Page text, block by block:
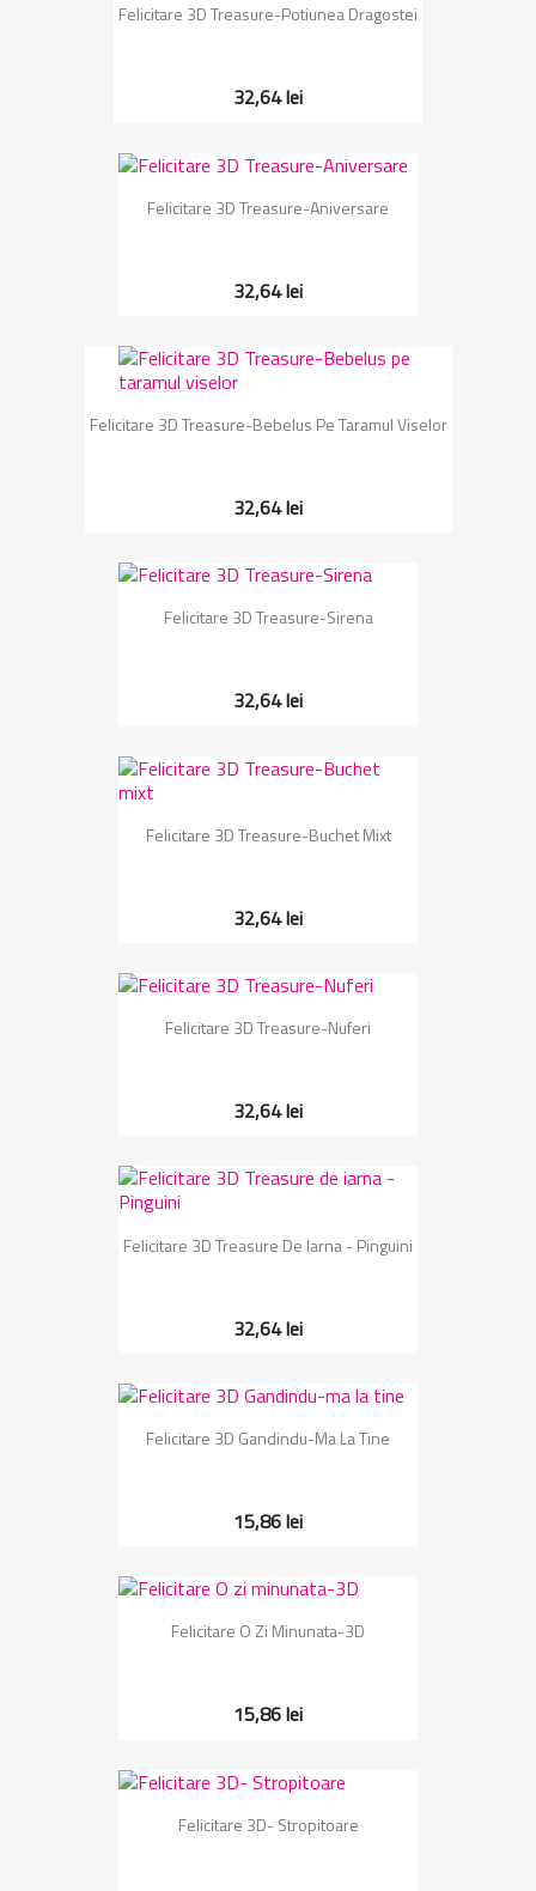
Felicitare 3D Treasure-Potiunea Dragostei
32,64 lei
Felicitare 3D Treasure-Aniversare
32,64 lei
Felicitare 3D Treasure-Bebelus Pe Taramul Viselor
32,64 lei
Felicitare 3D Treasure-Sirena
32,64 lei
Felicitare 3D Treasure-Buchet Mixt
32,64 lei
Felicitare 3D Treasure-Nuferi
32,64 lei
Felicitare 3D Treasure De Iarna - Pinguini
32,64 lei
Felicitare 3D Gandindu-Ma La Tine
15,86 lei
Felicitare O Zi Minunata-3D
15,86 lei
Felicitare 3D- Stropitoare